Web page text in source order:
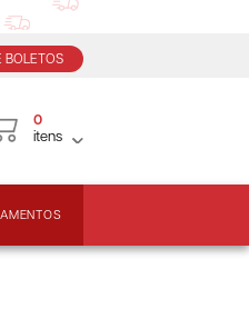
BOLETOS
0
itens